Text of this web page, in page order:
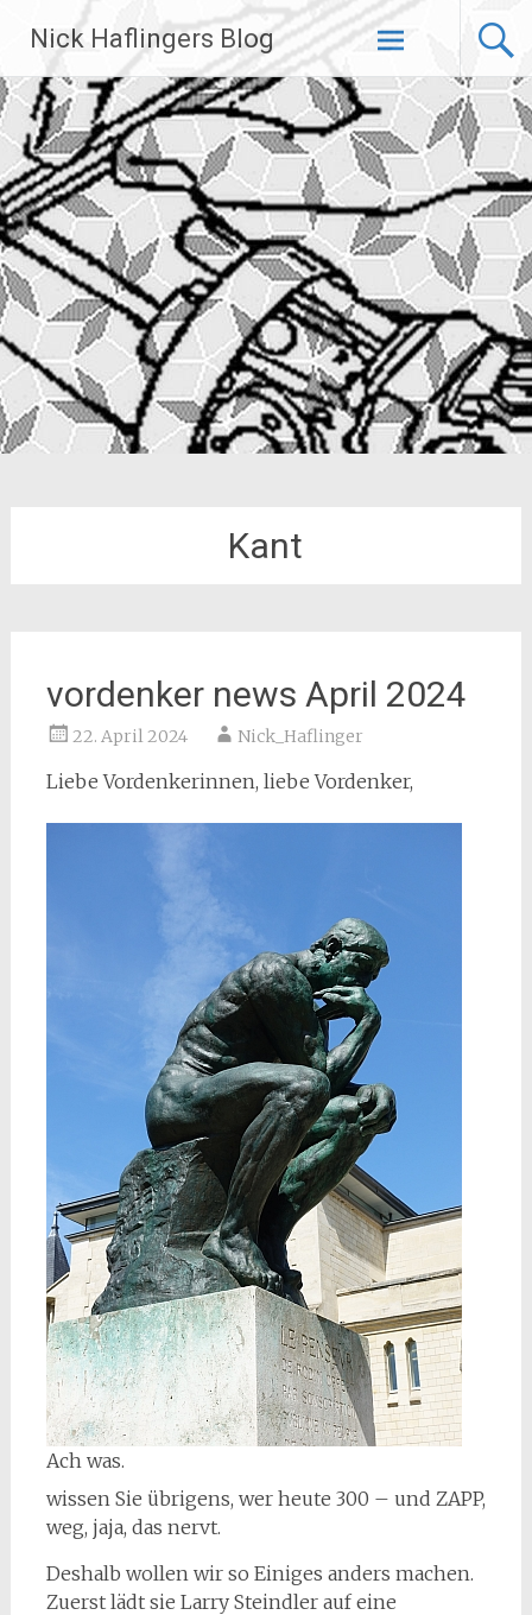
Inhalt
springen
Nick Haflingers Blog
Kant
vordenker news April 2024
22. April 2024 Nick_Haflinger
Liebe Vordenkerinnen, liebe Vordenker,
Ach was.
wissen Sie übrigens, wer heute 300 – und ZAPP,
weg, jaja, das nervt.
Deshalb wollen wir so Einiges anders machen.
Zuerst lädt sie Larry Steindler auf eine